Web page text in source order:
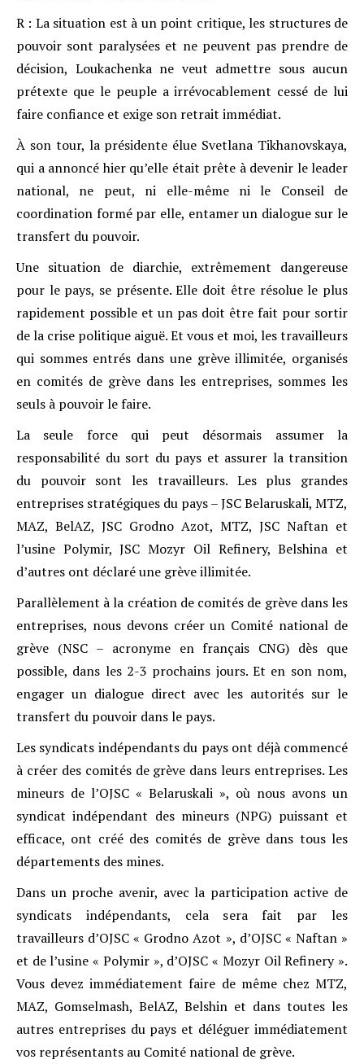
R : La situation est à un point critique, les structures de
pouvoir sont paralysées et ne peuvent pas prendre de
décision, Loukachenka ne veut admettre sous aucun
prétexte que le peuple a irrévocablement cessé de lui
faire confiance et exige son retrait immédiat.
À son tour, la présidente élue Svetlana Tikhanovskaya,
qui a annoncé hier qu’elle était prête à devenir le leader
national, ne peut, ni elle-même ni le Conseil de
coordination formé par elle, entamer un dialogue sur le
transfert du pouvoir.
Une situation de diarchie, extrêmement dangereuse
pour le pays, se présente. Elle doit être résolue le plus
rapidement possible et un pas doit être fait pour sortir
de la crise politique aiguë. Et vous et moi, les travailleurs
qui sommes entrés dans une grève illimitée, organisés
en comités de grève dans les entreprises, sommes les
seuls à pouvoir le faire.
La seule force qui peut désormais assumer la
responsabilité du sort du pays et assurer la transition
du pouvoir sont les travailleurs. Les plus grandes
entreprises stratégiques du pays – JSC Belaruskali, MTZ,
MAZ, BelAZ, JSC Grodno Azot, MTZ, JSC Naftan et
l’usine Polymir, JSC Mozyr Oil Refinery, Belshina et
d’autres ont déclaré une grève illimitée.
Parallèlement à la création de comités de grève dans les
entreprises, nous devons créer un Comité national de
grève (NSC – acronyme en français CNG) dès que
possible, dans les 2-3 prochains jours. Et en son nom,
engager un dialogue direct avec les autorités sur le
transfert du pouvoir dans le pays.
Les syndicats indépendants du pays ont déjà commencé
à créer des comités de grève dans leurs entreprises. Les
mineurs de l’OJSC « Belaruskali », où nous avons un
syndicat indépendant des mineurs (NPG) puissant et
efficace, ont créé des comités de grève dans tous les
départements des mines.
Dans un proche avenir, avec la participation active de
syndicats indépendants, cela sera fait par les
travailleurs d’OJSC « Grodno Azot », d’OJSC « Naftan »
et de l’usine « Polymir », d’OJSC « Mozyr Oil Refinery ».
Vous devez immédiatement faire de même chez MTZ,
MAZ, Gomselmash, BelAZ, Belshin et dans toutes les
autres entreprises du pays et déléguer immédiatement
vos représentants au Comité national de grève.